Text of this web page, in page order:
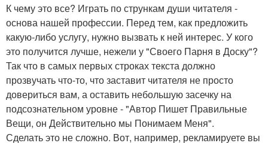
К чему это все? Играть по стрункам души читателя -
основа нашей профессии. Перед тем, как предложить
какую-либо услугу, нужно вызвать к ней интерес. У кого
это получится лучше, нежели у "Своего Парня в Доску"?
Так что в самых первых строках текста должно
прозвучать что-то, что заставит читателя не просто
довериться вам, а оставить небольшую засечку на
подсознательном уровне - "Автор Пишет Правильные
Вещи, он Действительно мы Понимаем Меня".
Сделать это не сложно. Вот, например, рекламируете вы